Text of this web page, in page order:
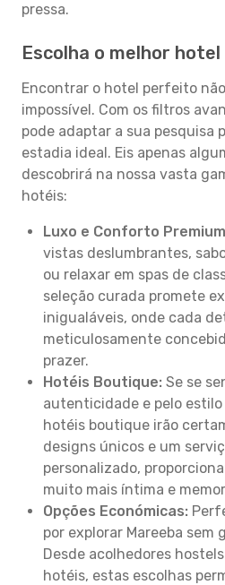
pressa.
Escolha o melhor
Encontrar o hotel perfeito
impossível. Com os filtros
pode adaptar a sua pesquisa
estadia ideal. Eis apenas
descobrirá na nossa vasta
hotéis:
Luxo e Conforto
vistas deslumbrantes,
ou relaxar em spas de
seleção curada promete
inigualáveis, onde cada
meticulosamente
prazer.
Hotéis Boutique: Se se
autenticidade e pelo
hotéis boutique irão
designs únicos e um
personalizado,
muito mais íntima e
Opções Económicas:
por explorar Mareeba
Desde acolhedores
hotéis, estas escolhas